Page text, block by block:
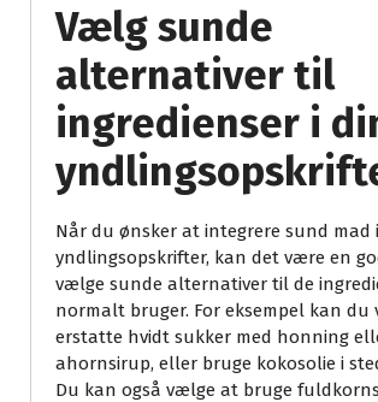
Vælg sunde
alternativer til
ingredienser i
Når du ønsker at integrere sund mad
yndlingsopskrifter, kan det være en
vælge sunde alternativer til de
normalt bruger. For eksempel kan
erstatte hvidt sukker med honning
ahornsirup, eller bruge kokosolie i
Du kan også vælge at bruge